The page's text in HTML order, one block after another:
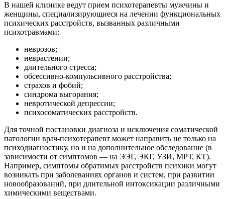
В нашей клинике ведут прием психотерапевты мужчины и
женщины, специализирующиеся на лечении функциональных
психических расстройств, вызванных различными
психотравмами:
неврозов;
неврастении;
длительного стресса;
обсессивно-компульсивного расстройства;
страхов и фобий;
синдрома выгорания;
невротической депрессии;
психосоматических расстройств.
Для точной постановки диагноза и исключения соматической
патологии врач-психотерапевт может направить не только на
психодиагностику, но и на дополнительное обследование (в
зависимости от симптомов — на ЭЭГ, ЭКГ, УЗИ, МРТ, КТ).
Например, симптомы обратимых расстройств психики могут
возникать при заболеваниях органов и систем, при развитии
новообразований, при длительной интоксикации различными
химическими веществами.